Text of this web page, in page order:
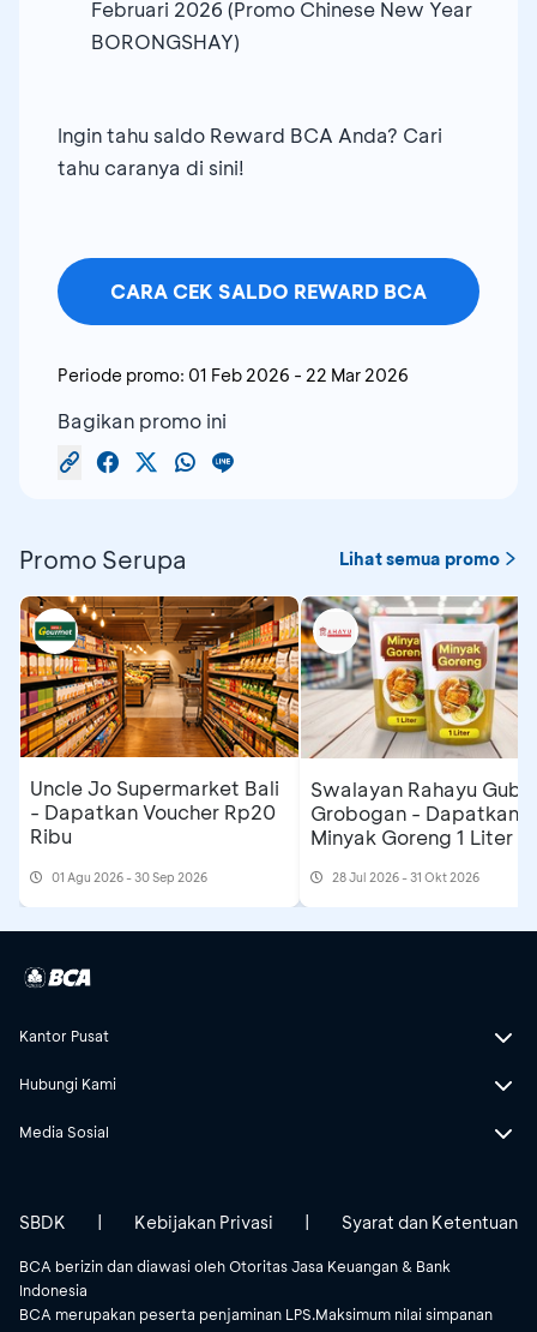
Februari 2026 (Promo Chinese New Year
BORONGSHAY)
Ingin tahu saldo Reward BCA Anda? Cari
tahu caranya di sini!
CARA CEK SALDO REWARD BCA
Periode promo: 01 Feb 2026 - 22 Mar 2026
Bagikan promo ini
Promo Serupa Lihat semua promo
Uncle Jo Supermarket Bali
- Dapatkan Voucher Rp20
Ribu
01 Agu 2026 - 30 Sep 2026
Swalayan Rahayu
Grobogan - Dapatkan
Minyak Goreng 1 Liter
28 Jul 2026 - 31 Okt 2026
Kantor Pusat
Hubungi Kami
Media Sosial
BCA berizin dan diawasi oleh Otoritas Jasa Keuangan & Bank
Indonesia
BCA merupakan peserta penjaminan LPS.Maksimum nilai simpanan
SBDK Kebijakan Privasi Syarat dan Ketentuan